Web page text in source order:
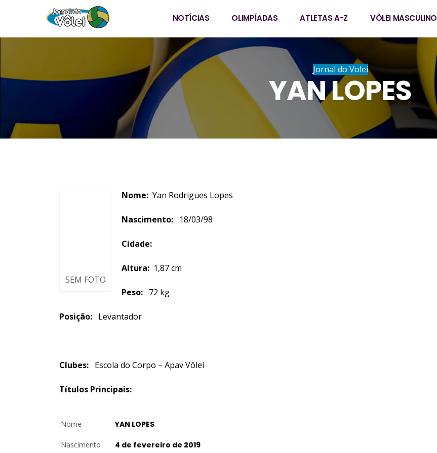
NOTÍCIAS OLIMPÍADAS ATLETAS A-Z VÔLEI MASCULINO
Jornal do Volei
YAN LOPES
SEM FOTO
Nome: Yan Rodrigues Lopes
Nascimento: 18/03/98
Cidade:
Altura: 1,87 cm
Peso: 72 kg
Posição: Levantador
Clubes: Escola do Corpo – Apav Vôlei
Títulos Principais:
Nome YAN LOPES
Nascimento 4 de fevereiro de 2019